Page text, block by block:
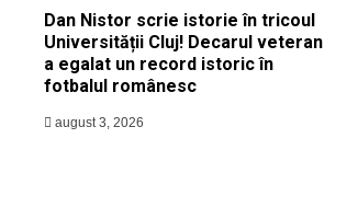
Dan Nistor scrie istorie în tricoul
Universității Cluj! Decarul veteran
a egalat un record istoric în
fotbalul românesc
august 3, 2026